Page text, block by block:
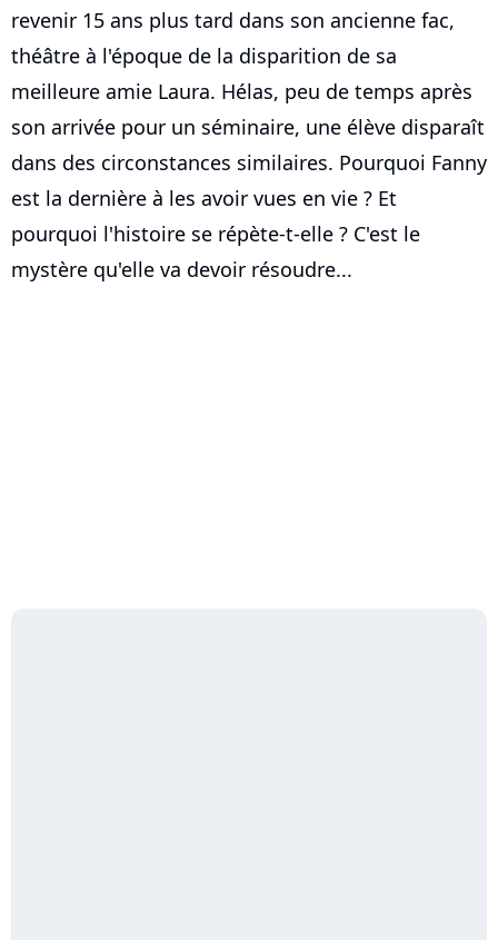
revenir 15 ans plus tard dans son ancienne fac,
théâtre à l'époque de la disparition de sa
meilleure amie Laura. Hélas, peu de temps après
son arrivée pour un séminaire, une élève disparaît
dans des circonstances similaires. Pourquoi Fanny
est la dernière à les avoir vues en vie ? Et
pourquoi l'histoire se répète-t-elle ? C'est le
mystère qu'elle va devoir résoudre...